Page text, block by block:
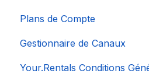
Plans de Compte
Gestionnaire de Canaux
Your.Rentals Conditions